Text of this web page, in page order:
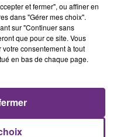
jour :
du monde.
et vous êtes tous
13h16
13h16
et fermer", ou affiner en
dans "Gérer mes choix".
sur "Continuer sans
que pour ce site. Vous
consentement à tout
en bas de chaque page.